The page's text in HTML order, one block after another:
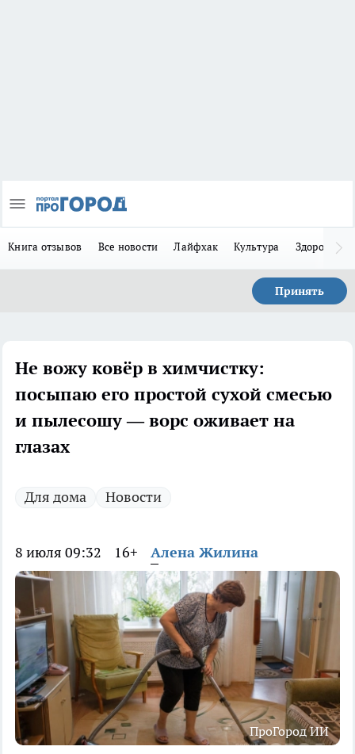
Книга отзывов Все новости Лайфхак Культура Здоровье
Принять
Не вожу ковёр в химчистку:
посыпаю его простой сухой смесью
и пылесошу — ворс оживает на
глазах
Для дома Новости
8 июля 09:32 16+ Алена Жилина
ПроГород ИИ